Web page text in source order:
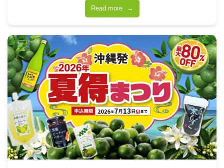
Read more →